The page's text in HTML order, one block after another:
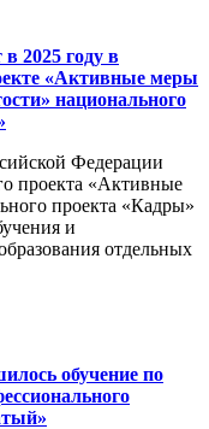
2025 году в
«Активные меры
национального
Федерации
проекта «Активные
проекта «Кадры»
и
отдельных
обучение по